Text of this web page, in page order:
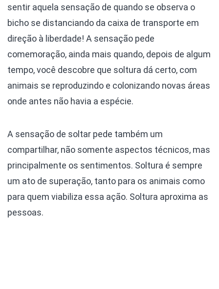
sentir aquela sensação de quando se observa o
bicho se distanciando da caixa de transporte em
direção à liberdade! A sensação pede
comemoração, ainda mais quando, depois de algum
tempo, você descobre que soltura dá certo, com
animais se reproduzindo e colonizando novas áreas
onde antes não havia a espécie.
A sensação de soltar pede também um
compartilhar, não somente aspectos técnicos, mas
principalmente os sentimentos. Soltura é sempre
um ato de superação, tanto para os animais como
para quem viabiliza essa ação. Soltura aproxima as
pessoas.